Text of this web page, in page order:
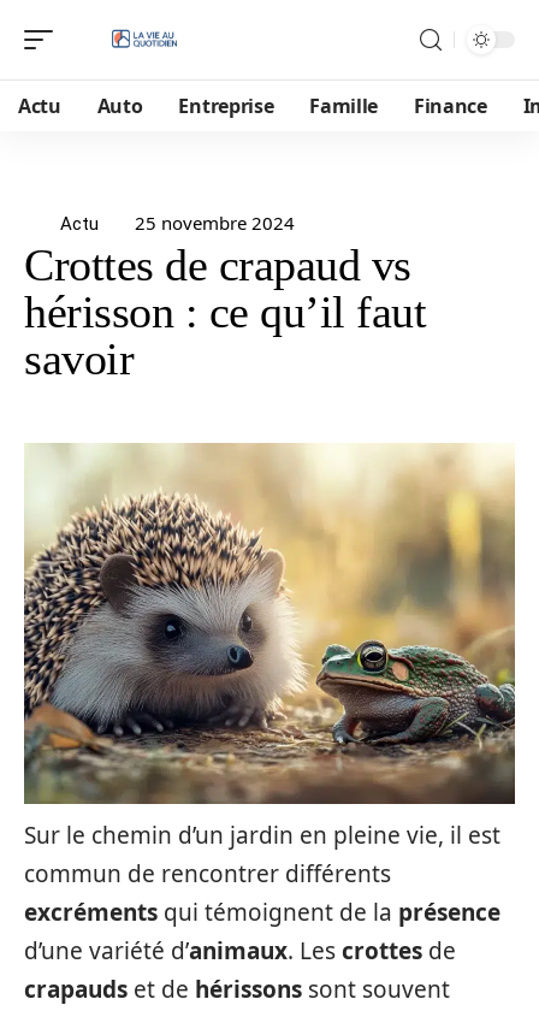
Actu Auto Entreprise Famille Finance
Actu 25 novembre 2024
Crottes de crapaud vs
hérisson : ce qu’il faut
savoir
Sur le chemin d’un jardin en pleine vie, il est
commun de rencontrer différents
excréments qui témoignent de la présence
d’une variété d’animaux. Lescrottes de
crapauds et de hérissons sont souvent